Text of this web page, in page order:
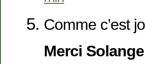
Comme c’est
Merci Solange